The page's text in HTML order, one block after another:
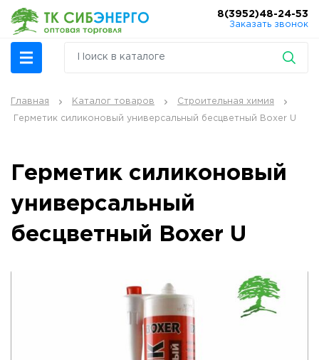
8(3952)48-24-53
Заказать звонок
Главная Каталог товаров Строительная химия
Герметик силиконовый универсальный бесцветный Boxer U
Герметик силиконовый
универсальный
бесцветный Boxer U